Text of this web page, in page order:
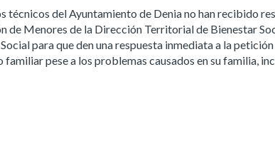
técnicos del Ayuntamiento de Denia no han recibido
de Menores de la Dirección Territorial de Bienestar
para que den una respuesta inmediata a la
familiar pese a los problemas causados en su familia,